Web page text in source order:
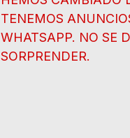
TENEMOS
WHATSAPP. NO SE
SORPRENDER.